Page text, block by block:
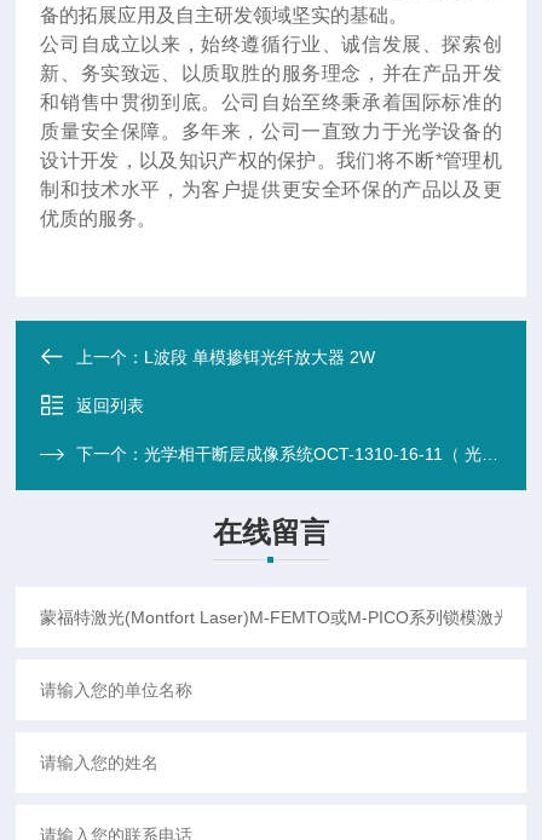
备的拓展应用及自主研发领域坚实的基础。
公司自成立以来，始终遵循行业、诚信发展、探索创
新、务实致远、以质取胜的服务理念，并在产品开发
和销售中贯彻到底。公司自始至终秉承着国际标准的
质量安全保障。多年来，公司一直致力于光学设备的
设计开发，以及知识产权的保护。我们将不断*管理机
制和技术水平，为客户提供更安全环保的产品以及更
优质的服务。
上一个： L波段 单模掺铒光纤放大器 2W
返回列表
下一个：光学相干断层成像系统OCT-1310-16-11（ 光谱分析仪）
在线留言